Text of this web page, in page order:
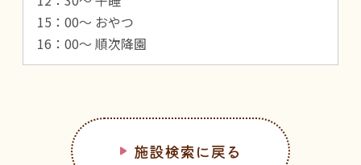
15：00～ おやつ
16：00～ 順次降園
施設検索に戻る